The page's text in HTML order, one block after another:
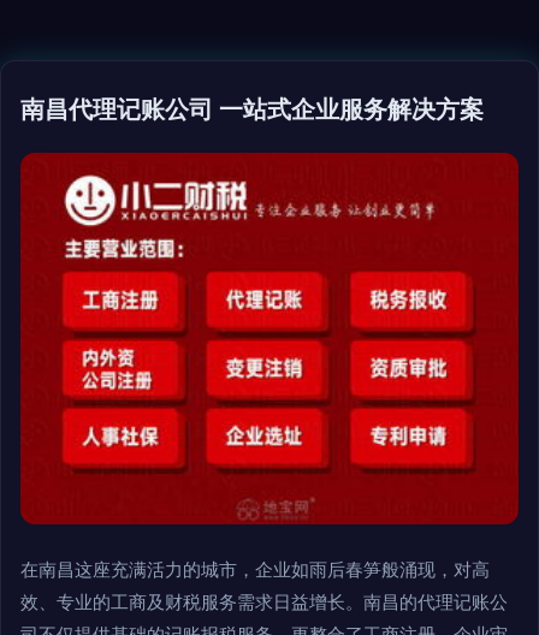
南昌代理记账公司 一站式企业服务解决方案
在南昌这座充满活力的城市，企业如雨后春笋般涌现，对高
效、专业的工商及财税服务需求日益增长。南昌的代理记账公